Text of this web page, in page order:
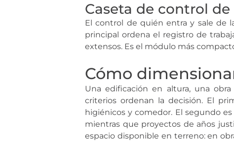
Caseta de control de
El control de quién entra y sale de
principal ordena el registro de
extensos. Es el módulo más
Cómo
Una edificación en altura, una
criterios ordenan la decisión. El
higiénicos y comedor. El segundo
mientras que proyectos de años
espacio disponible en terreno: en